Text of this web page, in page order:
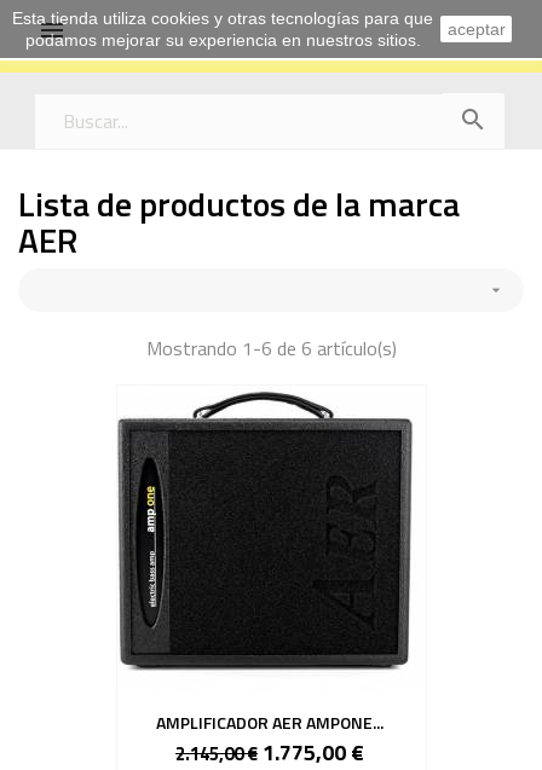


Lista de productos de la marca
AER

Mostrando 1-6 de 6 artículo(s)
AMPLIFICADOR AER AMPONE...
2.145,00 € 1.775,00 €
Esta tienda utiliza cookies y otras tecnologías para que
podamos mejorar su experiencia en nuestros sitios.
aceptar